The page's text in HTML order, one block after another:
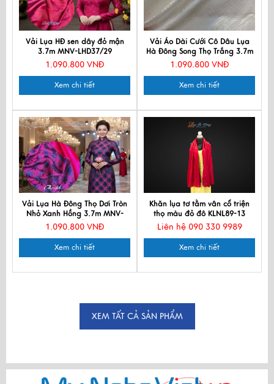
Vải Lụa HĐ sen dây đỏ mận
3.7m MNV-LHD37/29
1.090.800 VNĐ
Xem chi tiết
Vải Áo Dài Cưới Cô Dâu Lụa
Hà Đông Song Thọ Trắng 3.7m
MNV-LNL130-6
1.090.800 VNĐ
Xem chi tiết
Vải Lụa Hà Đông Thọ Dơi Tròn
Nhỏ Xanh Hồng 3.7m MNV-
LHD37/12
1.090.800 VNĐ
Xem chi tiết
Khăn lụa tơ tằm vân cổ triện
thọ màu đỏ đô KLNL89-13
Liên hệ 090 330 9989
Xem chi tiết
XEM TẤT CẢ SẢN PHẨM